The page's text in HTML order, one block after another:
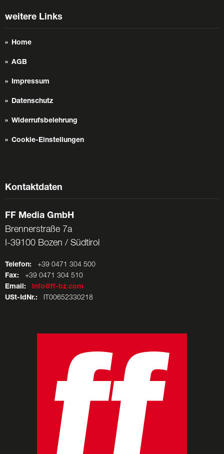
weitere Links
Home
AGB
Impressum
Datenschutz
Widerrufsbelehrung
Cookie-Einstellungen
Kontaktdaten
FF Media GmbH
Brennerstraße 7a
I-39100 Bozen / Südtirol
Telefon: +39 0471 304 500
Fax: +39 0471 304 510
Email:
info@ff-bz.com
USt-IdNr.: IT00652330218